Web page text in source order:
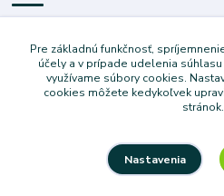
O nás
Obchodné podmienky
Ochrana súkromia
Služby
Pre základnú funkčnosť,
účely a v prípade udelenia
využívame súbory cookies.
cookies môžete kedykoľvek
stránok.
Nastavenia